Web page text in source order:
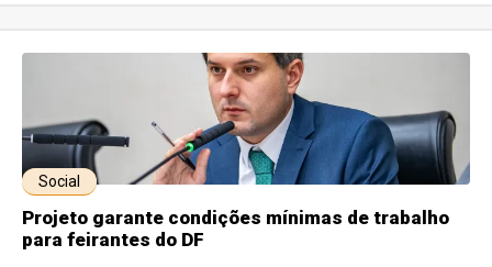
Social
Projeto garante condições mínimas de trabalho
para feirantes do DF